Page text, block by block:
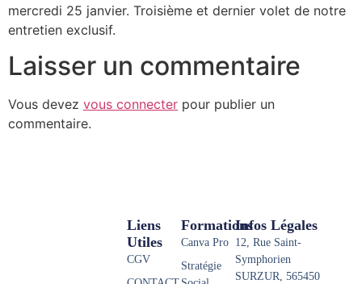
mercredi 25 janvier. Troisième et dernier volet de notre
entretien exclusif.
Laisser un commentaire
Vous devez vous connecter pour publier un
commentaire.
Formations
Canva Pro
Stratégie
Liens
Utiles
CGV
Infos Légales
12, Rue Saint-
Symphorien
SURZUR, 565450